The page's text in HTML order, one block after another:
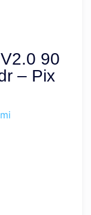
90
– Pix